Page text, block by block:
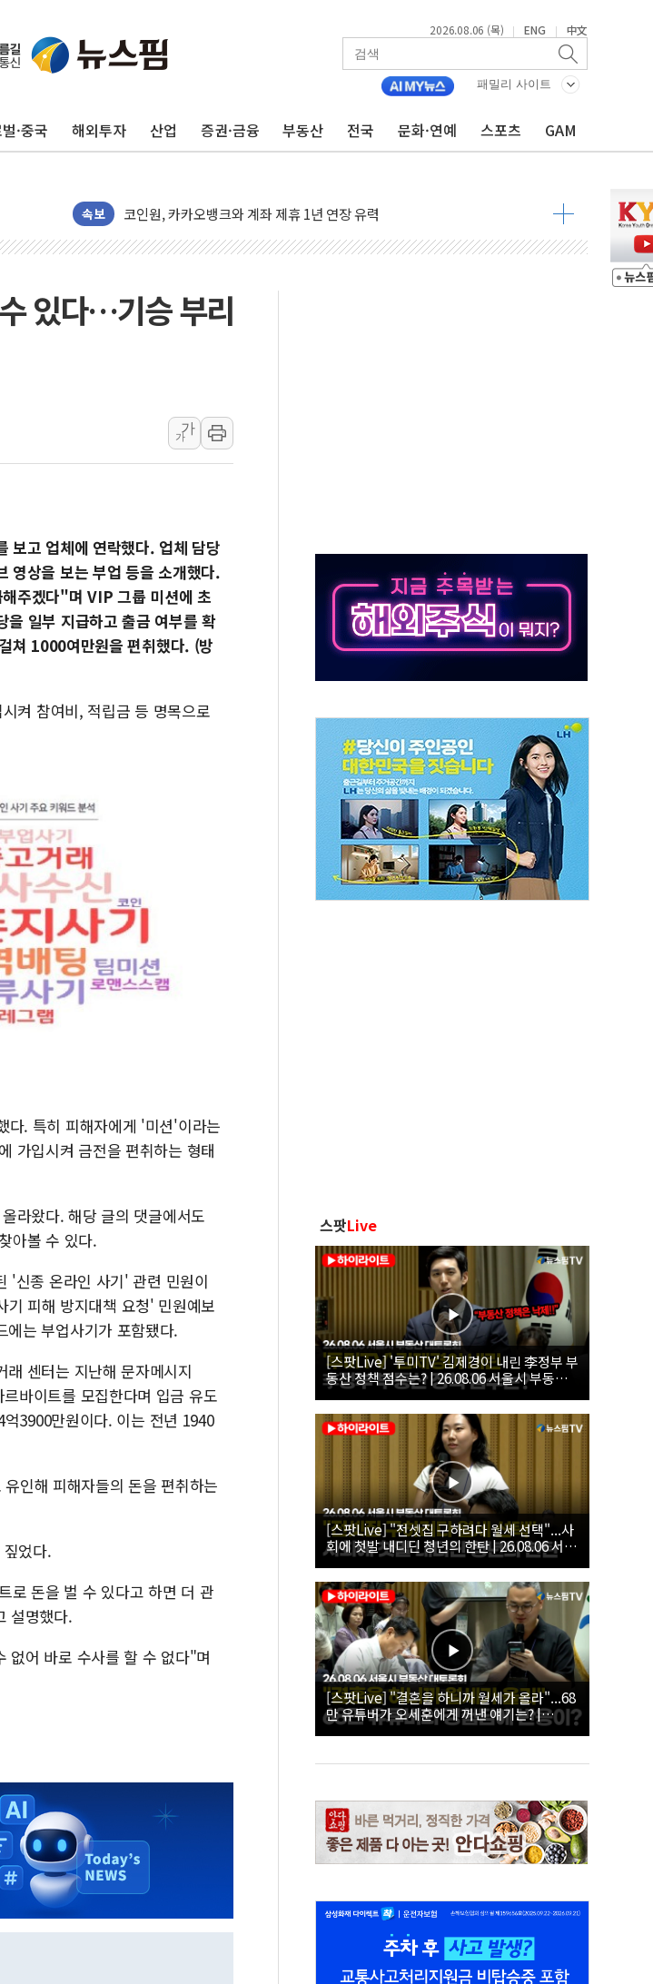
2026.08.06 (목) | ENG | 中文
패밀리 사이트
·중국 해외투자 산업 증권·금융 부동산 전국 문화·연예 스포츠 GAM
속보
개인사업자대출 격차 9180억→3990억…인터넷뱅크 1·2위 '격전'
코인원, 카카오뱅크와 계좌 제휴 1년 연장 유력
고객 탓하며 배상 피하던 통신 3사…공정위에서 제동
10프로대 하락 마감한 SK하이닉스
4%대 하락 마감한 코스피
[뉴스핌 뉴스레터 Today ANDA] 8월 6일
인천공항 여객터미널, 대형 미디어아트로 다채로운 볼거리 제공
[단독] "입주민 갑질 아니다"…원주 A아파트 '입주민 3인방' 정면 반박
중국 최신판 '달(月) 지질도' 완성...달 어디에 어떤 광물이 있나 한눈에
뉴인텍, 하반기 '전력용 커패시터' 사업 확대
듀오백 정관영 대표, 자사주 추가 매입
BGF리테일, 2분기 영업익 849억원…전년 比 22.3%↑
있다…기승 부리
가
가
보고 업체에 연락했다. 업체 담당
영상을 보는 부업 등을 소개했다.
주겠다"며 VIP 그룹 미션에 초
을 일부 지급하고 출금 여부를 확
쳐 1000여만원을 편취했다. (방
켜 참여비, 적립금 등 명목으로
다. 특히 피해자에게 '미션'이라는
가입시켜 금전을 편취하는 형태
라왔다. 해당 글의 댓글에서도
아볼 수 있다.
'신종 온라인 사기' 관련 민원이
피해 방지대책 요청' 민원예보
는 부업사기가 포함됐다.
센터는 지난해 문자메시지
바이트를 모집한다며 입금 유도
3900만원이다. 이는 전년 1940
인해 피해자들의 돈을 편취하는
었다.
로 돈을 벌 수 있다고 하면 더 관
설명했다.
없어 바로 수사를 할 수 없다"며
스팟Live
[스팟Live] '투미TV' 김제경이 내린 李정부 부
동산 정책 점수는? | 26.08.06 서울시 부동산
대토론회
[스팟Live] "전셋집 구하려다 월세 선택"...사
회에 첫발 내디딘 청년의 한탄 | 26.08.06 서울
시 부동산 대토론회
[스팟Live] "결혼을 하니까 월세가 올라"...68
만 유튜버가 오세훈에게 꺼낸 얘기는? |
26.08.06 서울시 부동산 대토론회